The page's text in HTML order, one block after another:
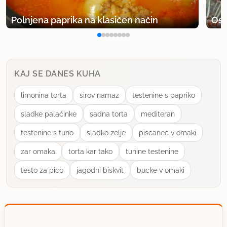
bannanna
član od 2006 5457 sporočil
hoferjevo in lidlovo mleko je premalo
kondenzirano, oz prevec tekoce. Ce bos poskusala,
daj vec kokosa in sladkorja pa se malo stopljenega
masla. S tem da bi pocakala z oblikovanjem
bountyjev dokler se maslo v masi ne strdi.
Enako bi z mlekom v prahu.
uporabno
Polnjena paprika na klasičen način
KAJ SE DANES KUHA
limonina torta sirov namaz testenine s papriko
sladke palaćinke sadna torta mediteran
testenine s tuno sladko zelje piscanec v omaki
zar omaka torta kar tako tunine testenine
testo za pico jagodni biskvit bucke v omaki